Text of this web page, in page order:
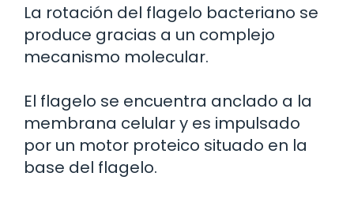
La rotación del flagelo bacteriano se
produce gracias a un complejo
mecanismo molecular.
El flagelo se encuentra anclado a la
membrana celular y es impulsado
por un motor proteico situado en la
base del flagelo.